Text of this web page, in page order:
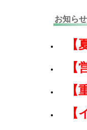
お知らせ
【
【